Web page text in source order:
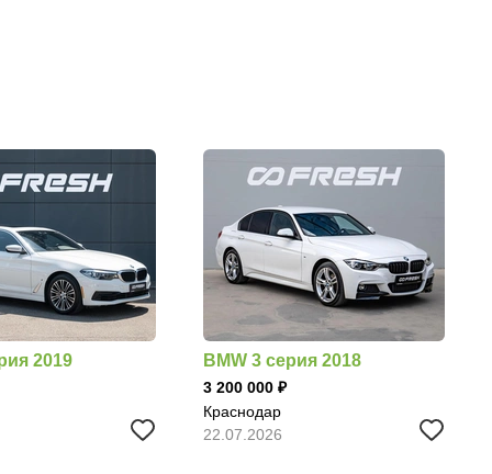
2019 BMW 3 серия 2018
3 200 000
Краснодар
22.07.2026